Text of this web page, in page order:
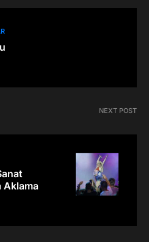
NEXT POST
Aklama